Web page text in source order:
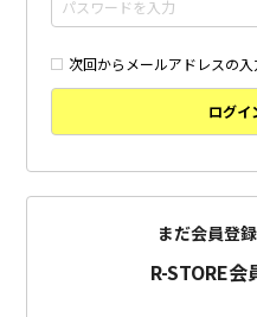
次回からメールアドレスの
ログイ
まだ会員登
R-STORE